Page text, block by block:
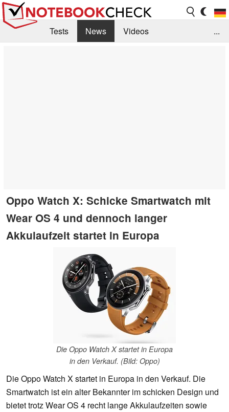
Tests News
Videos
...
Oppo Watch X: Schicke Smartwatch mit
Wear OS 4 und dennoch langer
Akkulaufzeit startet in Europa
Die Oppo Watch X startet in Europa
in den Verkauf. (Bild: Oppo)
Die Oppo Watch X startet in Europa in den Verkauf. Die
Smartwatch ist ein alter Bekannter im schicken Design und
bietet trotz Wear OS 4 recht lange Akkulaufzeiten sowie